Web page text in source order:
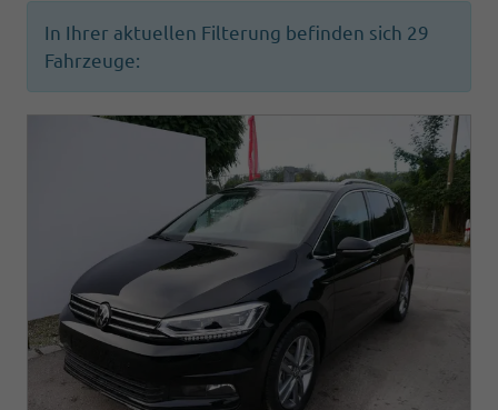
In Ihrer aktuellen Filterung befinden sich 29
Fahrzeuge: